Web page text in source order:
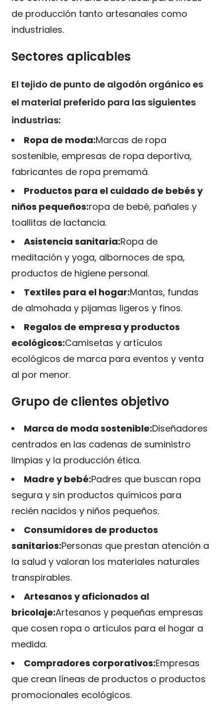
de producción tanto artesanales como
industriales.
Sectores aplicables
El tejido de punto de algodón orgánico es
el material preferido para las siguientes
industrias:
Ropa de moda:Marcas de ropa
sostenible, empresas de ropa deportiva,
fabricantes de ropa premamá.
Productos para el cuidado de bebés y
niños pequeños:ropa de bebé, pañales y
toallitas de lactancia.
Asistencia sanitaria:Ropa de
meditación y yoga, albornoces de spa,
productos de higiene personal.
Textiles para el hogar:Mantas, fundas
de almohada y pijamas ligeros y finos.
Regalos de empresa y productos
ecológicos:Camisetas y artículos
ecológicos de marca para eventos y venta
al por menor.
Grupo de clientes objetivo
Marca de moda sostenible:Diseñadores
centrados en las cadenas de suministro
limpias y la producción ética.
Madre y bebé:Padres que buscan ropa
segura y sin productos químicos para
recién nacidos y niños pequeños.
Consumidores de productos
sanitarios:Personas que prestan atención a
la salud y valoran los materiales naturales
transpirables.
Artesanos y aficionados al
bricolaje:Artesanos y pequeñas empresas
que cosen ropa o artículos para el hogar a
medida.
Compradores corporativos:Empresas
que crean líneas de productos o productos
promocionales ecológicos.